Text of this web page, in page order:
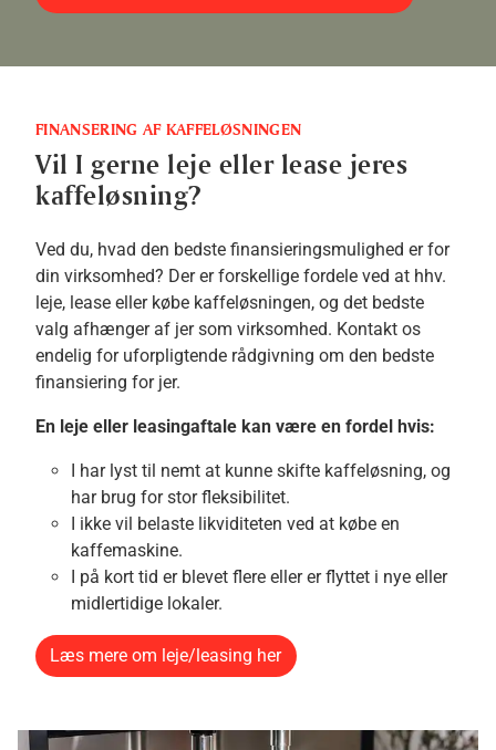
FINANSERING AF KAFFELØSNINGEN
Vil I gerne leje eller lease jeres
kaffeløsning?
Ved du, hvad den bedste finansieringsmulighed er for
din virksomhed? Der er forskellige fordele ved at hhv.
leje, lease eller købe kaffeløsningen, og det bedste
valg afhænger af jer som virksomhed. Kontakt os
endelig for uforpligtende rådgivning om den bedste
finansiering for jer.
En leje eller leasingaftale kan være en fordel hvis:
I har lyst til nemt at kunne skifte kaffeløsning, og
har brug for stor fleksibilitet.
I ikke vil belaste likviditeten ved at købe en
kaffemaskine.
I på kort tid er blevet flere eller er flyttet i nye eller
midlertidige lokaler.
Læs mere om leje/leasing her